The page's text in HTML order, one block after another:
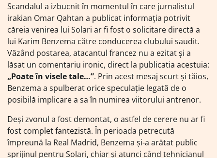
Scandalul a izbucnit în momentul în care jurnalistul
irakian Omar Qahtan a publicat informația potrivit
căreia venirea lui Solari ar fi fost o solicitare directă a
lui Karim Benzema către conducerea clubului saudit.
Văzând postarea, atacantul francez nu a ezitat și a
lăsat un comentariu ironic, direct la publicatia acestuia:
„Poate în visele tale…”. Prin acest mesaj scurt și tăios,
Benzema a spulberat orice speculație legată de o
posibilă implicare a sa în numirea viitorului antrenor.
Deși zvonul a fost demontat, o astfel de cerere nu ar fi
fost complet fantezistă. În perioada petrecută
împreună la Real Madrid, Benzema și-a arătat public
sprijinul pentru Solari, chiar și atunci când tehnicianul